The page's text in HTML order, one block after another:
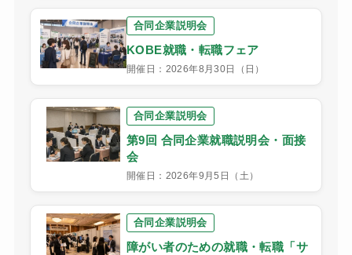
合同企業説明会
KOBE就職・転職フェア
開催日：2026年8月30日（日）
合同企業説明会
第9回 合同企業就職説明会・面接
会
開催日：2026年9月5日（土）
合同企業説明会
障がい者のための就職・転職「サ